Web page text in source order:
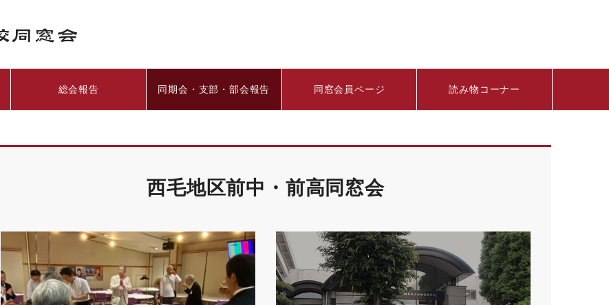
総会報告 同期会・支部・部会報告 同窓会員ページ 読み物コーナー
西毛地区前中・前高同窓会